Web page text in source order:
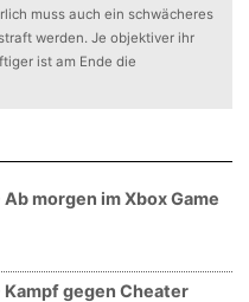
muss auch ein schwächeres
werden. Je objektiver ihr
ist am Ende die
morgen im Xbox Game
gegen Cheater